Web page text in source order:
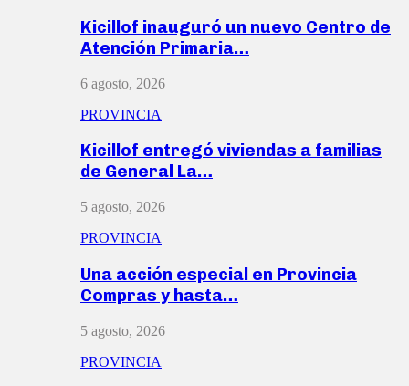
Kicillof inauguró un nuevo Centro de
Atención Primaria…
6 agosto, 2026
PROVINCIA
Kicillof entregó viviendas a familias
de General La…
5 agosto, 2026
PROVINCIA
Una acción especial en Provincia
Compras y hasta…
5 agosto, 2026
PROVINCIA